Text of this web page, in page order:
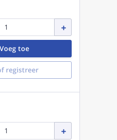
Voeg toe
registreer